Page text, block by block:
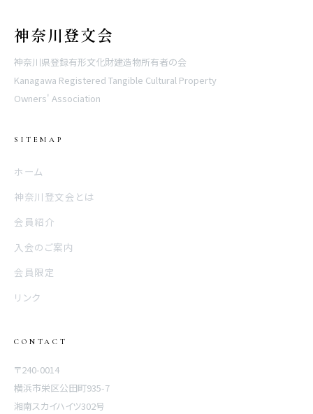
神奈川登文会
神奈川県登録有形文化財建造物所有者の会
Kanagawa Registered Tangible Cultural Property
Owners' Association
SITEMAP
ホーム
神奈川登文会とは
会員紹介
入会のご案内
会員限定
リンク
CONTACT
〒240-0014
横浜市栄区公田町935-7
湘南スカイハイツ302号